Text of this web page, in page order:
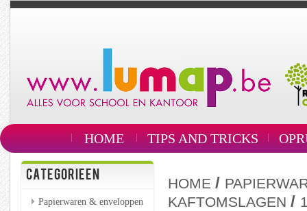
HOME TIPS AND TRICKS
CATEGORIEEN
Papierwaren & enveloppen
HOME /
KAFTOMSLAGEN /